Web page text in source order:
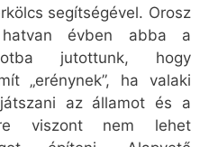
segítségével. Orosz
évben abba a
jutottunk, hogy
„erénynek”, ha valaki
az államot és a
viszont nem lehet